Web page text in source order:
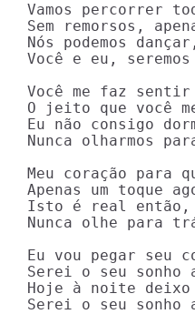
Vamos percorrer
Sem remorsos,
Nós podemos
Você e eu,
Você me faz sentir
O jeito que você
Eu não consigo
Nunca olharmos
Meu coração para
Apenas um toque
Isto é real então,
Nunca olhe para
Eu vou pegar seu
Serei o seu sonho
Hoje à noite deixo
Serei o seu sonho